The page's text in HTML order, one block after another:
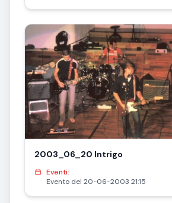
2003_06_20 Intrigo
Eventi:
Evento del 20-06-2003 21:15